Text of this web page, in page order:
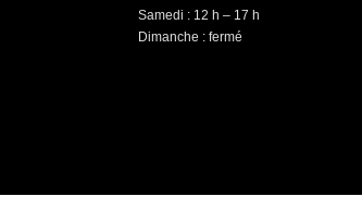
Samedi : 12 h – 17 h
Dimanche : fermé